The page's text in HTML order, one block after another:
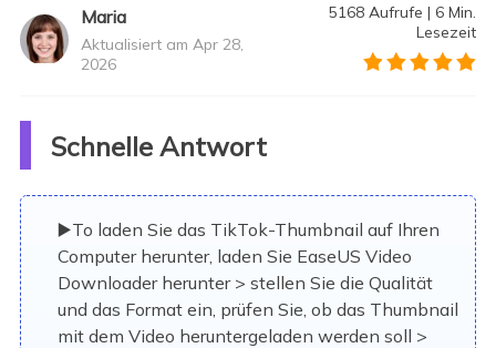
Maria
Aktualisiert am Apr 28,
2026
5168 Aufrufe | 6 Min.
Lesezeit
Schnelle Antwort
▶️To laden Sie das TikTok-Thumbnail auf Ihren
Computer herunter, laden Sie EaseUS Video
Downloader herunter > stellen Sie die Qualität
und das Format ein, prüfen Sie, ob das Thumbnail
mit dem Video heruntergeladen werden soll >